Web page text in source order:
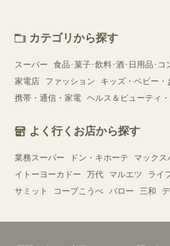
カテゴリから探す
スーパー 食品･菓子･飲料･酒･日用品･コ
家電店
ファッション キッズ・ベビー・
携帯・通信・家電 ヘルス＆ビューティ
よく行くお店から探す
業務スーパー ドン・キホーテ マックス
イトーヨーカドー
万代 マルエツ ライ
サミット
コープこうべ バロー 三和